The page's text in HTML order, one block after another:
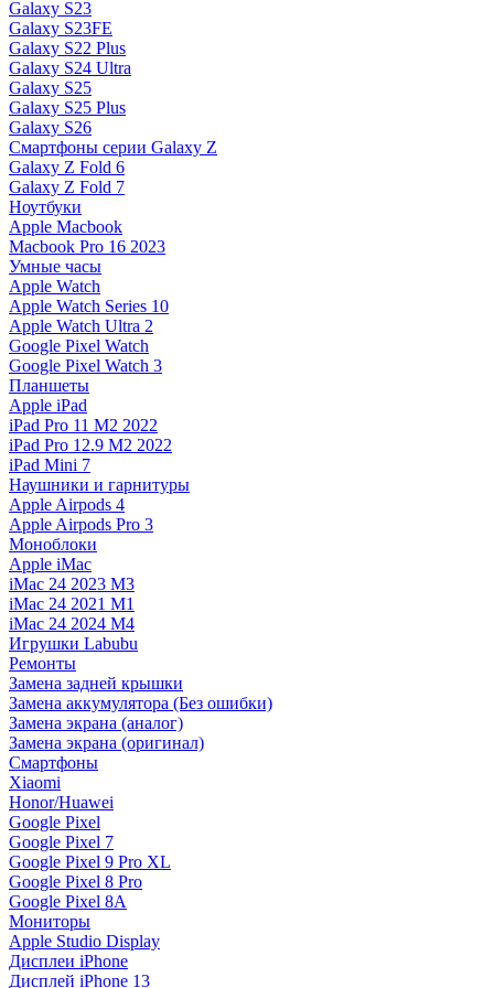
Galaxy S23
Galaxy S23FE
Galaxy S22 Plus
Galaxy S24 Ultra
Galaxy S25
Galaxy S25 Plus
Galaxy S26
Смартфоны серии Galaxy Z
Galaxy Z Fold 6
Galaxy Z Fold 7
Ноутбуки
Apple Macbook
Macbook Pro 16 2023
Умные часы
Apple Watch
Apple Watch Series 10
Apple Watch Ultra 2
Google Pixel Watch
Google Pixel Watch 3
Планшеты
Apple iPad
iPad Pro 11 M2 2022
iPad Pro 12.9 M2 2022
iPad Mini 7
Наушники и гарнитуры
Apple Airpods 4
Apple Airpods Pro 3
Моноблоки
Apple iMac
iMac 24 2023 M3
iMac 24 2021 M1
iMac 24 2024 M4
Игрушки Labubu
Ремонты
Замена задней крышки
Замена аккумулятора (Без ошибки)
Замена экрана (аналог)
Замена экрана (оригинал)
Смартфоны
Xiaomi
Honor/Huawei
Google Pixel
Google Pixel 7
Google Pixel 9 Pro XL
Google Pixel 8 Pro
Google Pixel 8A
Мониторы
Apple Studio Display
Дисплеи iPhone
Дисплей iPhone 13